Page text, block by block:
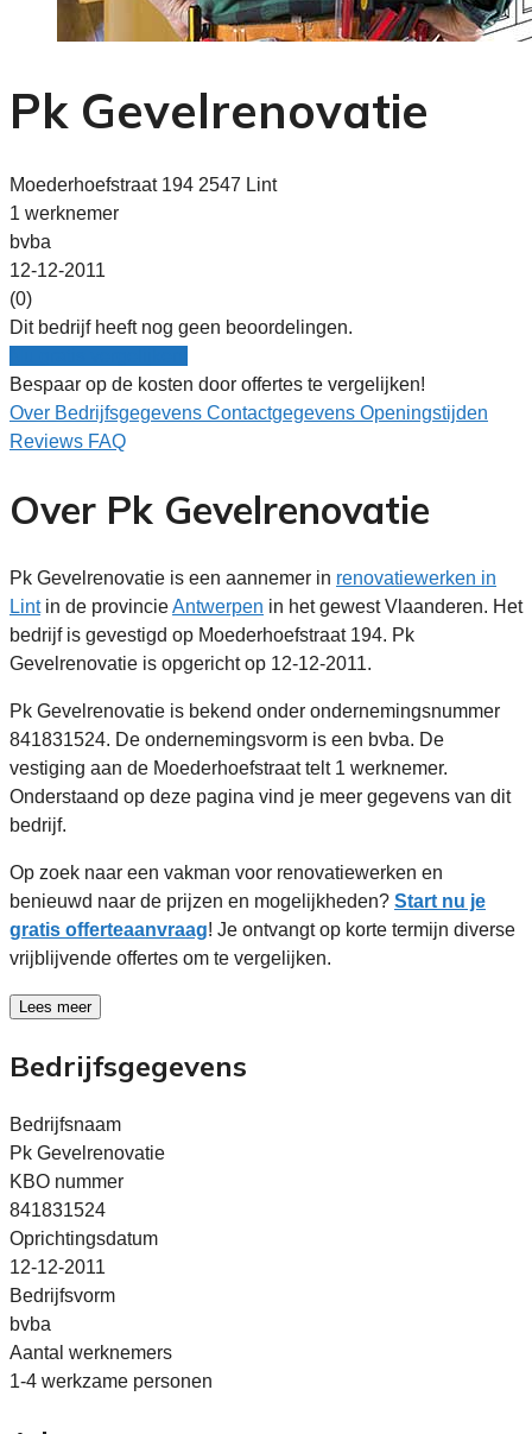
Pk Gevelrenovatie
Moederhoefstraat 194 2547 Lint
1 werknemer
bvba
12-12-2011
(0)
Dit bedrijf heeft nog geen beoordelingen.
Bespaar op de kosten door offertes te vergelijken!
Over Bedrijfsgegevens Contactgegevens Openingstijden
Reviews FAQ
Over Pk Gevelrenovatie
Pk Gevelrenovatie is een aannemer in renovatiewerken in
Lintin de provincieAntwerpen in het gewest Vlaanderen. Het
bedrijf is gevestigd op Moederhoefstraat 194. Pk
Gevelrenovatie is opgericht op 12-12-2011.
Pk Gevelrenovatie is bekend onder ondernemingsnummer
841831524. De ondernemingsvorm is een bvba. De
vestiging aan de Moederhoefstraat telt 1 werknemer.
Onderstaand op deze pagina vind je meer gegevens van dit
bedrijf.
Op zoek naar een vakman voor renovatiewerken en
benieuwd naar de prijzen en mogelijkheden? Start nu je
gratis offerteaanvraag! Je ontvangt op korte termijn diverse
vrijblijvende offertes om te vergelijken.
Lees meer
Bedrijfsgegevens
Bedrijfsnaam
Pk Gevelrenovatie
KBO nummer
841831524
Oprichtingsdatum
12-12-2011
Bedrijfsvorm
bvba
Aantal werknemers
1-4 werkzame personen